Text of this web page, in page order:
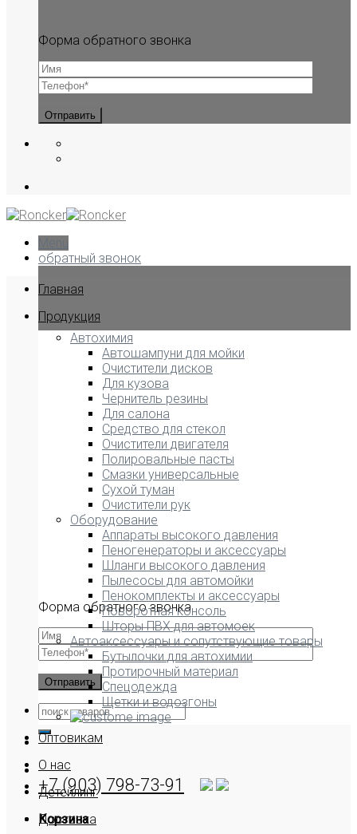
Форма обратного звонка
обратный звонок
Форма обратного звонка
+7 (903) 798-73-91
Корзина
Главная
Продукция
Автохимия
Автошампуни для мойки
Очистители дисков
Для кузова
Чернитель резины
Для салона
Средство для стекол
Очистители двигателя
Полировальные пасты
Смазки универсальные
Сухой туман
Очистители рук
Оборудование
Аппараты высокого давления
Пеногенераторы и аксессуары
Шланги высокого давления
Пылесосы для автомойки
Пенокомплекты и аксессуары
Поворотная консоль
Шторы ПВХ для автомоек
Автоаксессуары и сопутствующие товары
Бутылочки для автохимии
Протирочный материал
Спецодежда
Щетки и водозгоны
Оптовикам
О нас
Детейлинг
Доставка